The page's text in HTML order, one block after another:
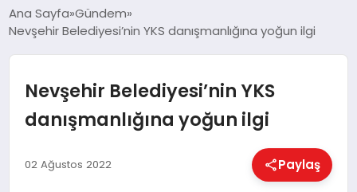
ANASAYFA
DÜNYA
Ana Sayfa Gündem
Nevşehir Belediyesi’nin YKS danışmanlığına yoğun ilgi
Nevşehir Belediyesi’nin YKS
danışmanlığına yoğun ilgi
02 Ağustos 2022 Paylaş